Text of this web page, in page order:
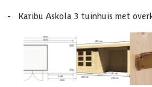
- Karibu Askola 3 tuinhuis met